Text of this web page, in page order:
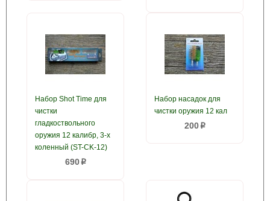
Набор Shot Time для
чистки
гладкоствольного
оружия 12 калибр, 3-х
коленный (ST-CK-12)
690p
Набор насадок для
чистки оружия 12 кал
200p